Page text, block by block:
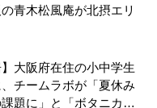
青木松風庵が北摂エリ
大阪府在住の小中学生
チームラボが「夏休み
題に」と「ボタニカル